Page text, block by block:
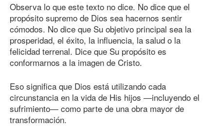
Observa lo que este texto no dice. No dice que el
propósito supremo de Dios sea hacernos sentir
cómodos. No dice que Su objetivo principal sea la
prosperidad, el éxito, la influencia, la salud o la
felicidad terrenal. Dice que Su propósito es
conformarnos a la imagen de Cristo.
Eso significa que Dios está utilizando cada
circunstancia en la vida de His hijos —incluyendo el
sufrimiento— como parte de una obra mayor de
transformación.